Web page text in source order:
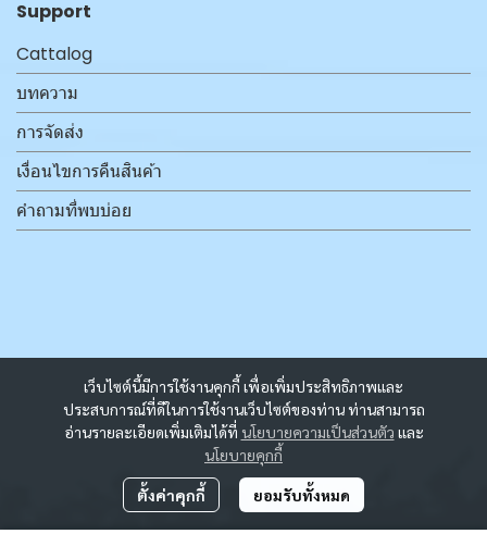
เว็บไซต์นี้มีการใช้งานคุกกี้ เพื่อเพิ่มประสิทธิภาพและ
ประสบการณ์ที่ดีในการใช้งานเว็บไซต์ของท่าน ท่านสามารถ
อ่านรายละเอียดเพิ่มเติมได้ที่ นโยบายความเป็นส่วนตัว และ
นโยบายคุกกี้
ตั้งค่าคุกกี้ ยอมรับทั้งหมด
Support
Cattalog
บทความ
การจัดส่ง
เงื่อนไขการคืนสินค้า
คำถามที่พบบ่อย